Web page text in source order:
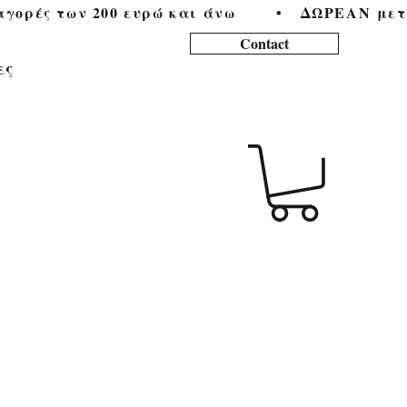
των 200 ευρώ και άνω        •
Contact